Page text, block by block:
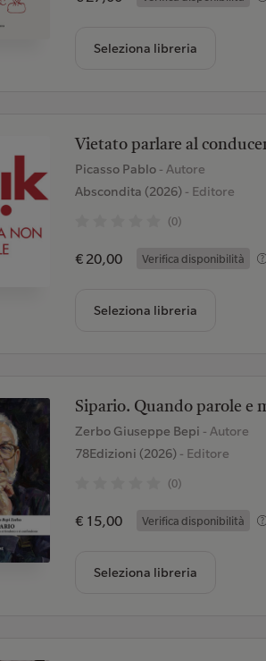
Seleziona libreria
Vietato parlare al
Picasso Pablo - Autore
Abscondita (2026)- Editore
(0)
€ 20,00 Verifica disponibilità
Seleziona libreria
Sipario. Quando parole e
Zerbo Giuseppe Bepi - Autore
78Edizioni (2026)- Editore
(0)
€ 15,00 Verifica disponibilità
Seleziona libreria